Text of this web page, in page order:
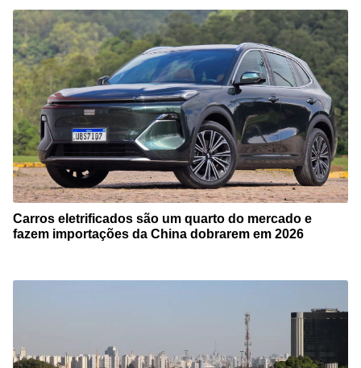
Carros eletrificados são um quarto do mercado e
fazem importações da China dobrarem em 2026